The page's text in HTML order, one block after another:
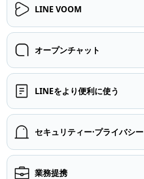
LINE VOOM
オープンチャット
LINEをより便利に使う
セキュリティー⋅プライバシー
業務提携